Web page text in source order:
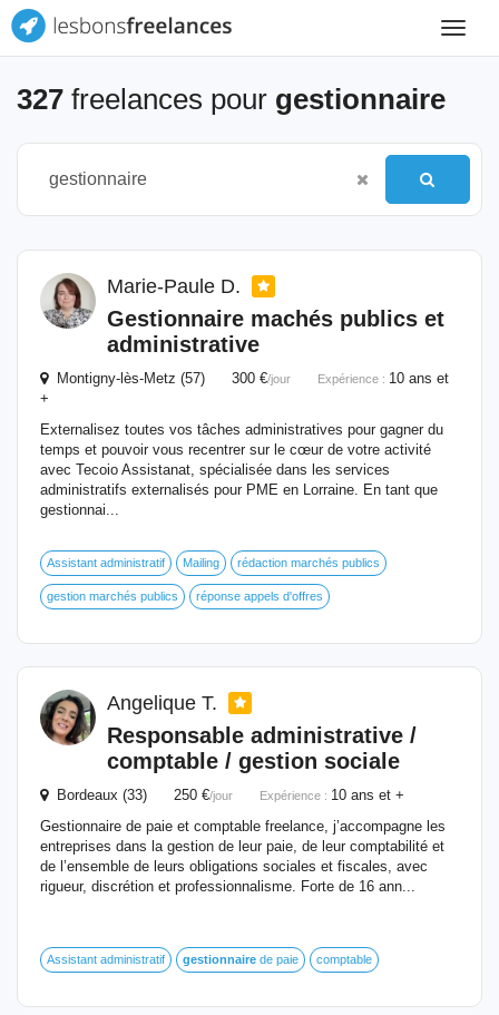
Toggle
327 freelances pour gestionnaire
Marie-Paule D.
Gestionnaire machés publics et
administrative
Montigny-lès-Metz (57) 300 €/jour Expérience : 10 ans et
+
Externalisez toutes vos tâches administratives pour gagner du
temps et pouvoir vous recentrer sur le cœur de votre activité
avec Tecoio Assistanat, spécialisée dans les services
administratifs externalisés pour PME en Lorraine. En tant que
gestionnai...
Assistant administratif Mailing rédaction marchés publics
gestion marchés publics réponse appels d'offres
Angelique T.
Responsable administrative /
comptable / gestion sociale
Bordeaux (33) 250 €/jour Expérience : 10 ans et +
Gestionnaire de paie et comptable freelance, j’accompagne les
entreprises dans la gestion de leur paie, de leur comptabilité et
de l’ensemble de leurs obligations sociales et fiscales, avec
rigueur, discrétion et professionnalisme. Forte de 16 ann...
Assistant administratif gestionnaire de paie comptable